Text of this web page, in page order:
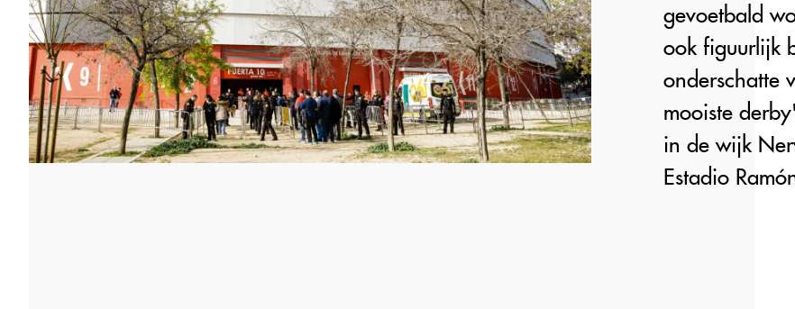
gevoetbald
ook figuurlijk
onderschatte
mooiste
in de wijk
Estadio